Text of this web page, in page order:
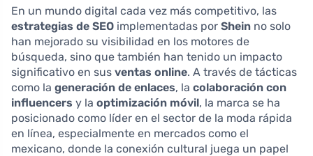
En un mundo digital cada vez más competitivo, las
estrategias de SEO implementadas por Shein no solo
han mejorado su visibilidad en los motores de
búsqueda, sino que también han tenido un impacto
significativo en sus ventas online. A través de tácticas
como la generación de enlaces, la colaboración con
influencers y la optimización móvil, la marca se ha
posicionado como líder en el sector de la moda rápida
en línea, especialmente en mercados como el
mexicano, donde la conexión cultural juega un papel